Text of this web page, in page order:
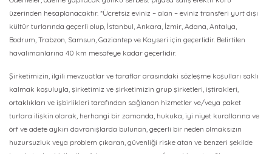
üzerinden hesaplanacaktır. *Ücretsiz eviniz – alan – eviniz transferi yurt dışı
kültür turlarında geçerli olup, İstanbul, Ankara, İzmir, Adana, Antalya,
Bodrum, Trabzon, Samsun, Gaziantep ve Kayseri için geçerlidir. Belirtilen
havalimanlarına 40 km mesafeye kadar geçerlidir.
Şirketimizin, ilgili mevzuatlar ve taraflar arasındaki sözleşme koşulları saklı
kalmak koşuluyla, şirketimiz ve şirketimizin grup şirketleri, iştirakleri,
ortaklıkları ve işbirlikleri tarafından sağlanan hizmetler ve/veya paket
turlara ilişkin olarak, herhangi bir zamanda, hukuka, iyi niyet kurallarına ve
örf ve adete aykırı davranışlarda bulunan, geçerli bir neden olmaksızın
huzursuzluk veya problem çıkaran, güvenliği riske atan ve benzeri şekilde